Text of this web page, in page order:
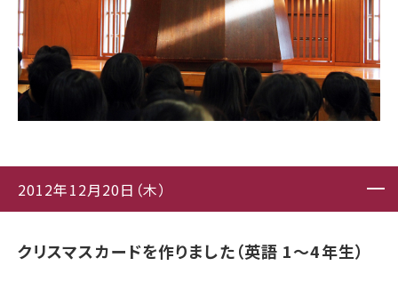
2012年12月20日（木）
クリスマスカードを作りました（英語 1〜4年生）